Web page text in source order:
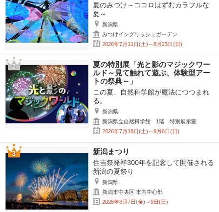
夏のみつけ～ココロはずむカラフルな
夏～
新潟県
みつけイングリッシュガーデン
2026年7月11日(土)～8月23日(日)
夏の特別展「光と影のマジックワー
ルド～見て触れて遊ぶ、体験型アー
トの祭典～」
この夏、自然科学館が魔法につつまれ
る。
新潟県
新潟県立自然科学館 1階 特別展示室
2026年7月18日(土)～9月6日(日)
新潟まつり
住吉祭発祥300年を記念して開催される
新潟の夏祭り
新潟県
新潟市中央区 市内中心部
2026年8月7日(金)～9日(日)